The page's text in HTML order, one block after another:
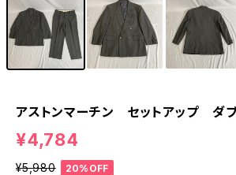
アストンマーチン セットアップ ダ
¥4,784
¥5,980 20%OFF